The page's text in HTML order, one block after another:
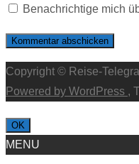
Benachrichtige mich
Copyright © Reise-
Powered by WordPress ,
OK
MENU